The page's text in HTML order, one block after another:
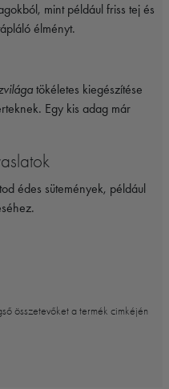
mint például friss tej és
élményt.
tökéletes kiegészítése
Egy kis adag már
édes sütemények, például
összetevőket a termék cimkéjén